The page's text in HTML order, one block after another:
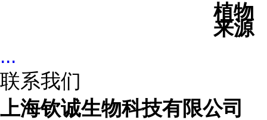
植物
来源
...
联系我们
上海钦诚生物科技有限公司